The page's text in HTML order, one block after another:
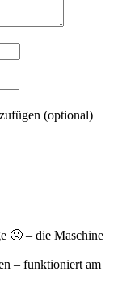
(optional)
🙁 – die Maschine
– funktioniert am